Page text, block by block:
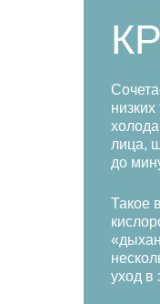
лица,
до
Такое
уход в